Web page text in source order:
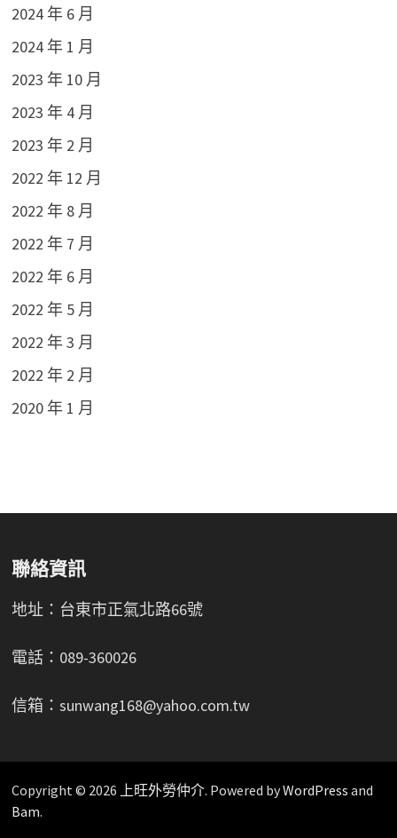
2024 年 6 月
2024 年 1 月
2023 年 10 月
2023 年 4 月
2023 年 2 月
2022 年 12 月
2022 年 8 月
2022 年 7 月
2022 年 6 月
2022 年 5 月
2022 年 3 月
2022 年 2 月
2020 年 1 月
聯絡資訊
地址：台東市正氣北路66號
電話：089-360026
信箱：sunwang168@yahoo.com.tw
Copyright © 2026 上旺外勞仲介. Powered byWordPress and
Bam.